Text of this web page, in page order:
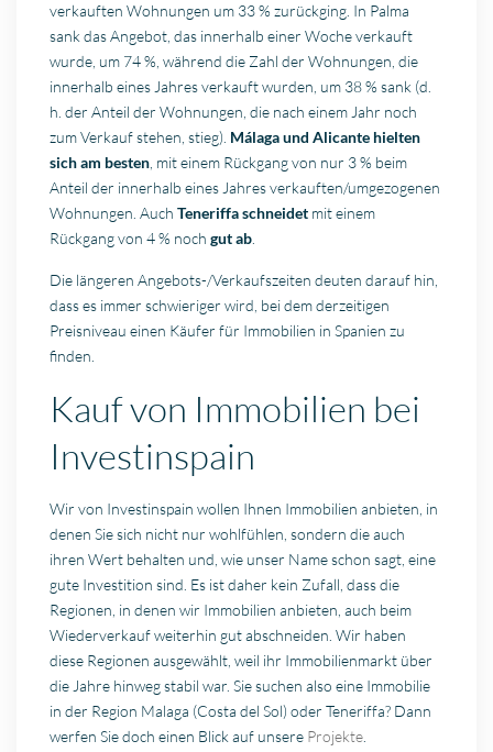
verkauften Wohnungen um 33 % zurückging. In Palma
sank das Angebot, das innerhalb einer Woche verkauft
wurde, um 74 %, während die Zahl der Wohnungen, die
innerhalb eines Jahres verkauft wurden, um 38 % sank (d.
h. der Anteil der Wohnungen, die nach einem Jahr noch
zum Verkauf stehen, stieg). Málaga und Alicante hielten
sich am besten , mit einem Rückgang von nur 3 % beim
Anteil der innerhalb eines Jahres verkauften/umgezogenen
Wohnungen. AuchTeneriffa schneidet mit einem
Rückgang von 4 % nochgutab
Die längeren Angebots-/Verkaufszeiten deuten darauf hin,
dass es immer schwieriger wird, bei dem derzeitigen
Preisniveau einen Käufer für Immobilien in Spanien zu
finden.
Kauf von Immobilien bei
Investinspain
Wir von Investinspain wollen Ihnen Immobilien anbieten, in
denen Sie sich nicht nur wohlfühlen, sondern die auch
ihren Wert behalten und, wie unser Name schon sagt, eine
gute Investition sind. Es ist daher kein Zufall, dass die
Regionen, in denen wir Immobilien anbieten, auch beim
Wiederverkauf weiterhin gut abschneiden. Wir haben
diese Regionen ausgewählt, weil ihr Immobilienmarkt über
die Jahre hinweg stabil war. Sie suchen also eine Immobilie
in der Region Malaga (Costa del Sol) oder Teneriffa? Dann
werfen Sie doch einen Blick auf unsere Projekte